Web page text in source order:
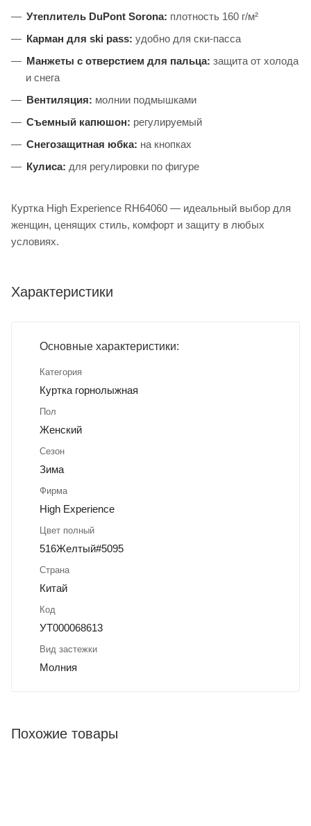
Утеплитель DuPont Sorona: плотность 160 г/м²
Карман для ski pass: удобно для ски-пасса
Манжеты с отверстием для пальца: защита от холода
и снега
Вентиляция: молнии подмышками
Съемный капюшон: регулируемый
Снегозащитная юбка: на кнопках
Кулиса: для регулировки по фигуре
Куртка High Experience RH64060 — идеальный выбор для
женщин, ценящих стиль, комфорт и защиту в любых
условиях.
Характеристики
Основные характеристики:
Категория
Куртка горнолыжная
Пол
Женский
Сезон
Зима
Фирма
High Experience
Цвет полный
516Желтый#5095
Страна
Китай
Код
УТ000068613
Вид застежки
Молния
Похожие товары